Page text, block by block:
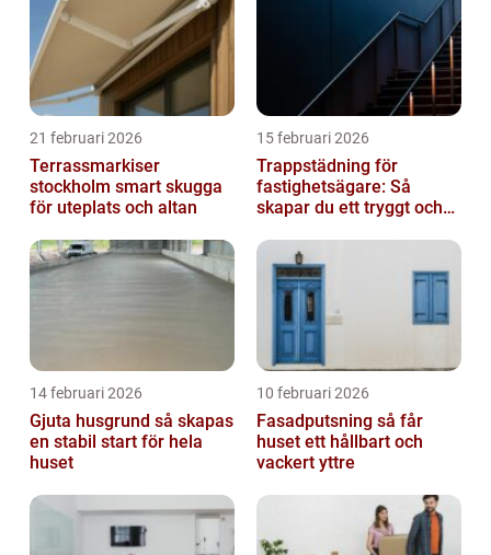
21 februari 2026
Terrassmarkiser
stockholm smart skugga
för uteplats och altan
15 februari 2026
Trappstädning för
fastighetsägare: Så
skapar du ett tryggt och
Stockholm
14 februari 2026
Gjuta husgrund så skapas
en stabil start för hela
huset
10 februari 2026
Fasadputsning så får
huset ett hållbart och
vackert yttre